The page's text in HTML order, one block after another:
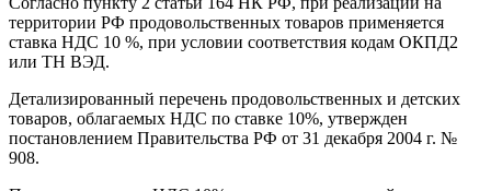
территории РФ продовольственных товаров применяется
ставка НДС 10 %, при условии соответствия кодам ОКПД2
или ТН ВЭД.
Детализированный перечень продовольственных и детских
товаров, облагаемых НДС по ставке 10%, утвержден
постановлением Правительства РФ от 31 декабря 2004 г. №
908.